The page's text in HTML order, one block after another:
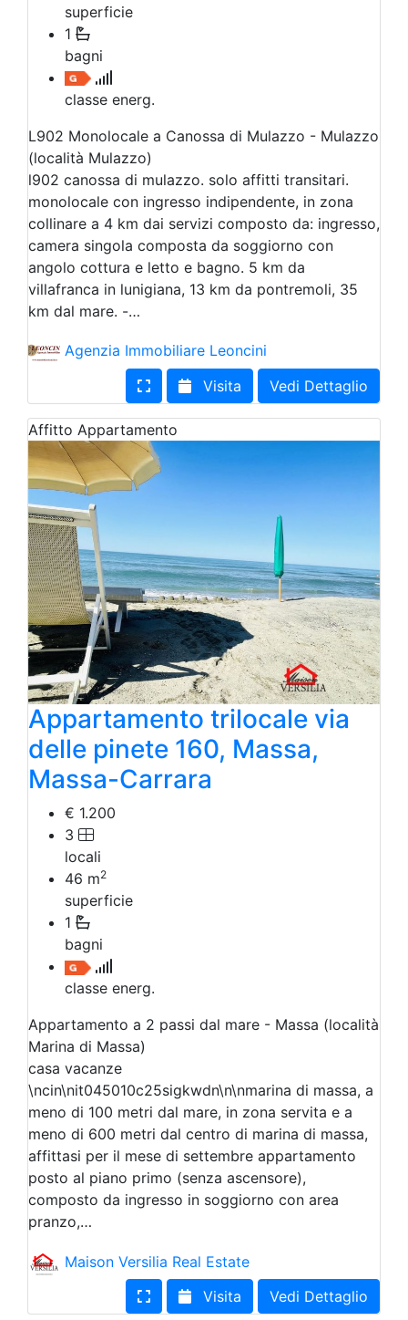
superficie
1
bagni
classe energ.
L902 Monolocale a Canossa di Mulazzo - Mulazzo
(località Mulazzo)
l902 canossa di mulazzo. solo affitti transitari.
monolocale con ingresso indipendente, in zona
collinare a 4 km dai servizi composto da: ingresso,
camera singola composta da soggiorno con
angolo cottura e letto e bagno. 5 km da
villafranca in lunigiana, 13 km da pontremoli, 35
km dal mare. -…
Agenzia Immobiliare Leoncini
Visita
Vedi Dettaglio
Affitto Appartamento
Appartamento trilocale via
delle pinete 160, Massa,
Massa-Carrara
€ 1.200
3
locali
46 m2
superficie
1
bagni
classe energ.
Appartamento a 2 passi dal mare - Massa (località
Marina di Massa)
casa vacanze
\ncin\nit045010c25sigkwdn\n\nmarina di massa, a
meno di 100 metri dal mare, in zona servita e a
meno di 600 metri dal centro di marina di massa,
affittasi per il mese di settembre appartamento
posto al piano primo (senza ascensore),
composto da ingresso in soggiorno con area
pranzo,…
Maison Versilia Real Estate
Visita
Vedi Dettaglio